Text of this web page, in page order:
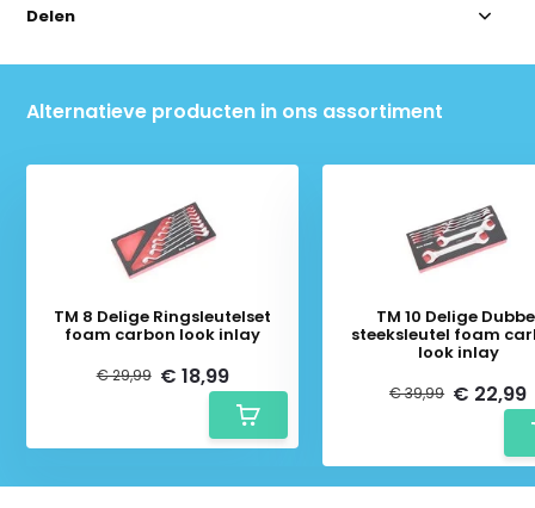
Delen
Alternatieve producten in ons assortiment
TM 8 Delige Ringsleutelset
foam carbon look inlay
€ 29,99 € 18,99
TM 10 Delige
steeksleutel foam
look inlay
€ 39,99 € 22,99